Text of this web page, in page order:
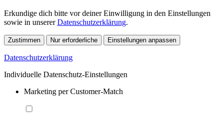
Erkundige dich bitte vor deiner Einwilligung in den Einstellungen
sowie in unsererDatenschutzerklärung.
Zustimmen Nur erforderliche Einstellungen anpassen
Datenschutzerklärung
Individuelle Datenschutz-Einstellungen
Marketing per Customer-Match